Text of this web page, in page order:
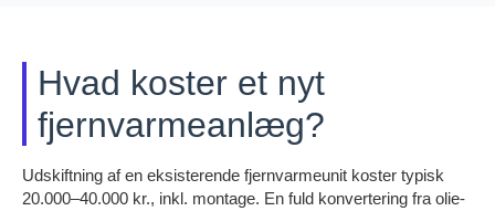
Hvad koster et nyt
fjernvarmeanlæg?
Udskiftning af en eksisterende fjernvarmeunit koster typisk
20.000–40.000 kr., inkl. montage. En fuld konvertering fra olie-